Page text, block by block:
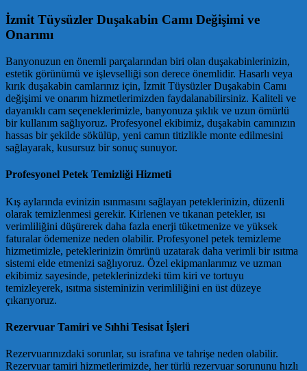
İzmit Tüysüzler Duşakabin Camı Değişimi ve
Onarımı
Banyonuzun en önemli parçalarından biri olan duşakabinlerinizin,
estetik görünümü ve işlevselliği son derece önemlidir. Hasarlı veya
kırık duşakabin camlarınız için, İzmit Tüysüzler Duşakabin Camı
değişimi ve onarım hizmetlerimizden faydalanabilirsiniz. Kaliteli ve
dayanıklı cam seçeneklerimizle, banyonuza şıklık ve uzun ömürlü
bir kullanım sağlıyoruz. Profesyonel ekibimiz, duşakabin camınızın
hassas bir şekilde sökülüp, yeni camın titizlikle monte edilmesini
sağlayarak, kusursuz bir sonuç sunuyor.
Profesyonel Petek Temizliği Hizmeti
Kış aylarında evinizin ısınmasını sağlayan peteklerinizin, düzenli
olarak temizlenmesi gerekir. Kirlenen ve tıkanan petekler, ısı
verimliliğini düşürerek daha fazla enerji tüketmenize ve yüksek
faturalar ödemenize neden olabilir. Profesyonel petek temizleme
hizmetimizle, peteklerinizin ömrünü uzatarak daha verimli bir ısıtma
sistemi elde etmenizi sağlıyoruz. Özel ekipmanlarımız ve uzman
ekibimiz sayesinde, peteklerinizdeki tüm kiri ve tortuyu
temizleyerek, ısıtma sisteminizin verimliliğini en üst düzeye
çıkarıyoruz.
Rezervuar Tamiri ve Sıhhi Tesisat İşleri
Rezervuarınızdaki sorunlar, su israfına ve tahrişe neden olabilir.
Rezervuar tamiri hizmetlerimizde, her türlü rezervuar sorununu hızlı